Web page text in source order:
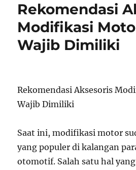
Rekomendasi
Modifikasi
Wajib Dimiliki
Rekomendasi Aksesoris
Wajib Dimiliki
Saat ini, modifikasi motor
yang populer di kalangan
otomotif. Salah satu hal